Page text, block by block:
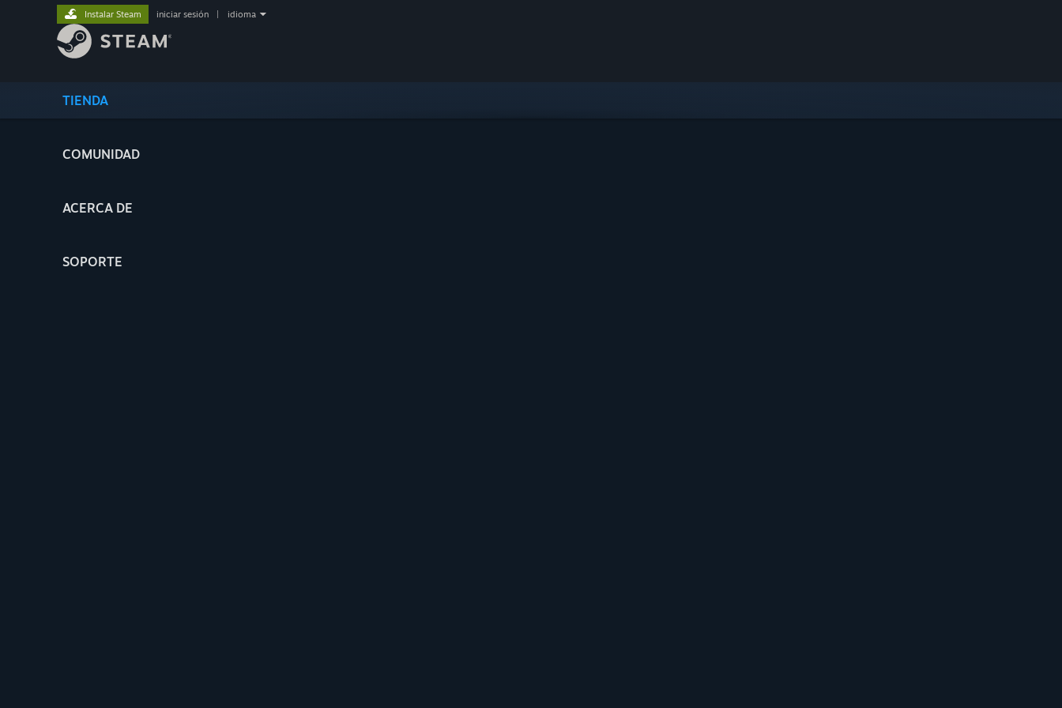
TIENDA
COMUNIDAD
ACERCA DE
SOPORTE
Instalar Steam iniciar sesión idioma